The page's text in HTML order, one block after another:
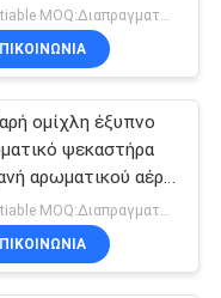
negotiable MOQ:Διαπραγματεύσιμος
ομίχλη έξυπνο
ψεκαστήρα
αρωματικού αέρα
Rohs Fcc
άρωμα
negotiable MOQ:Διαπραγματεύσιμος